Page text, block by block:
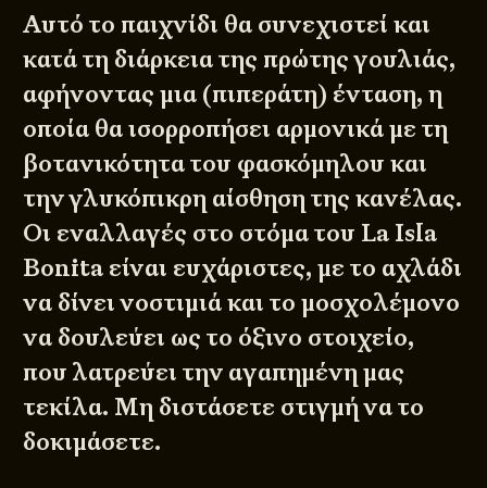
Αυτό το παιχνίδι θα συνεχιστεί και
κατά τη διάρκεια της πρώτης γουλιάς,
αφήνοντας μια (πιπεράτη) ένταση, η
οποία θα ισορροπήσει αρμονικά με τη
βοτανικότητα του φασκόμηλου και
την γλυκόπικρη αίσθηση της κανέλας.
Οι εναλλαγές στο στόμα του La Isla
Bonita είναι ευχάριστες, με το αχλάδι
να δίνει νοστιμιά και το μοσχολέμονο
να δουλεύει ως το όξινο στοιχείο,
που λατρεύει την αγαπημένη μας
τεκίλα. Μη διστάσετε στιγμή να το
δοκιμάσετε.